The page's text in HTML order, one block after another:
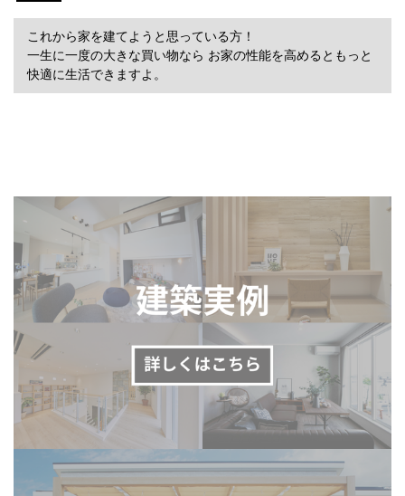
これから家を建てようと思っている方！
一生に一度の大きな買い物なら お家の性能を高めるともっと
快適に生活できますよ。